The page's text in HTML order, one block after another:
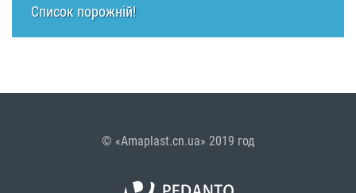
Список порожній!
© «Amaplast.cn.ua» 2019 год